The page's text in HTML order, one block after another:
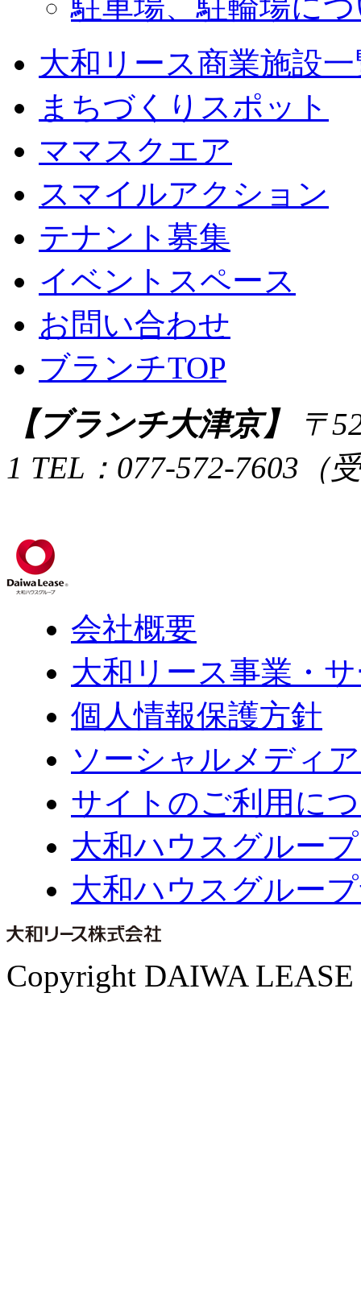
駐車場、駐輪場に
大和リース商業施設
まちづくりスポット
ママスクエア
スマイルアクション
テナント募集
イベントスペース
お問い合わせ
ブランチTOP
【ブランチ大津京】
〒
1 TEL：077-572-7603（
会社概要
大和リース事業・
個人情報保護方針
ソーシャルメディ
サイトのご利用に
大和ハウスグルー
大和ハウスグルー
Copyright DAIWA